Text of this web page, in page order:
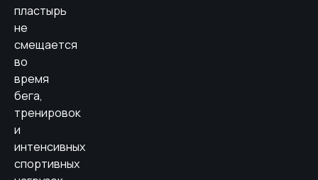
пластырь
не
смещается
во
время
бега,
тренировок
и
интенсивных
спортивных